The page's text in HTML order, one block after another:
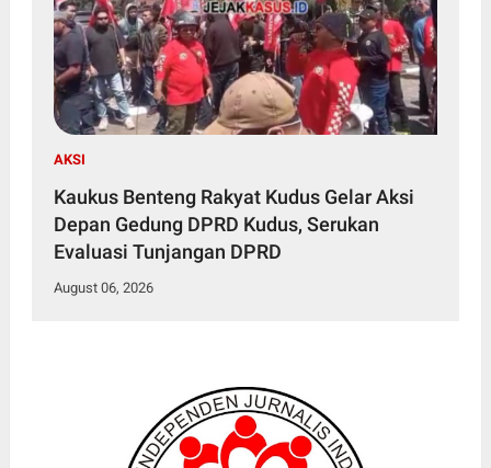
AKSI
Kaukus Benteng Rakyat Kudus Gelar Aksi
Depan Gedung DPRD Kudus, Serukan
Evaluasi Tunjangan DPRD
August 06, 2026